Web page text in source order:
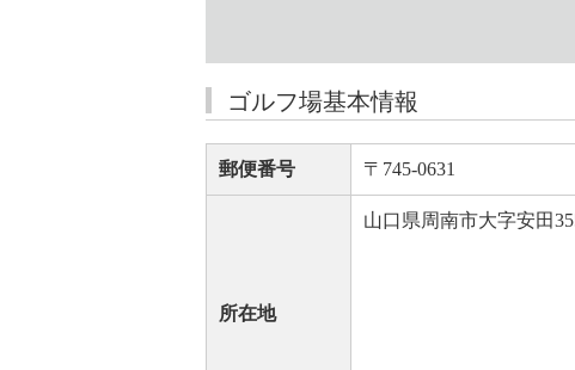
ゴルフ場基本情報
郵便番号 〒745-0631
所在地
山口県周南市大字安田